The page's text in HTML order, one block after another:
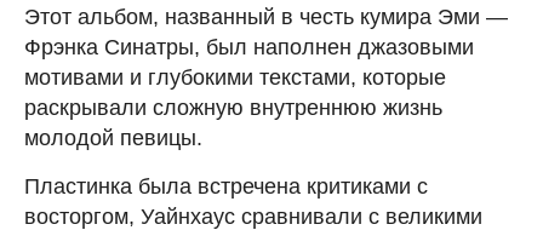
Этот альбом, названный в честь кумира Эми —
Фрэнка Синатры, был наполнен джазовыми
мотивами и глубокими текстами, которые
раскрывали сложную внутреннюю жизнь
молодой певицы.
Пластинка была встречена критиками с
восторгом, Уайнхаус сравнивали с великими